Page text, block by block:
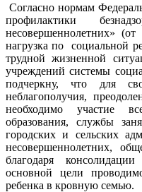
Согласно нормам
профилактики
несовершеннолетних»
нагрузка по социальной
трудной жизненной
учреждений системы
подчеркну, что для
неблагополучия,
необходимо участие
образования, службы
городских и сельских
несовершеннолетних,
благодаря
основной цели
ребенка в кровную семью.